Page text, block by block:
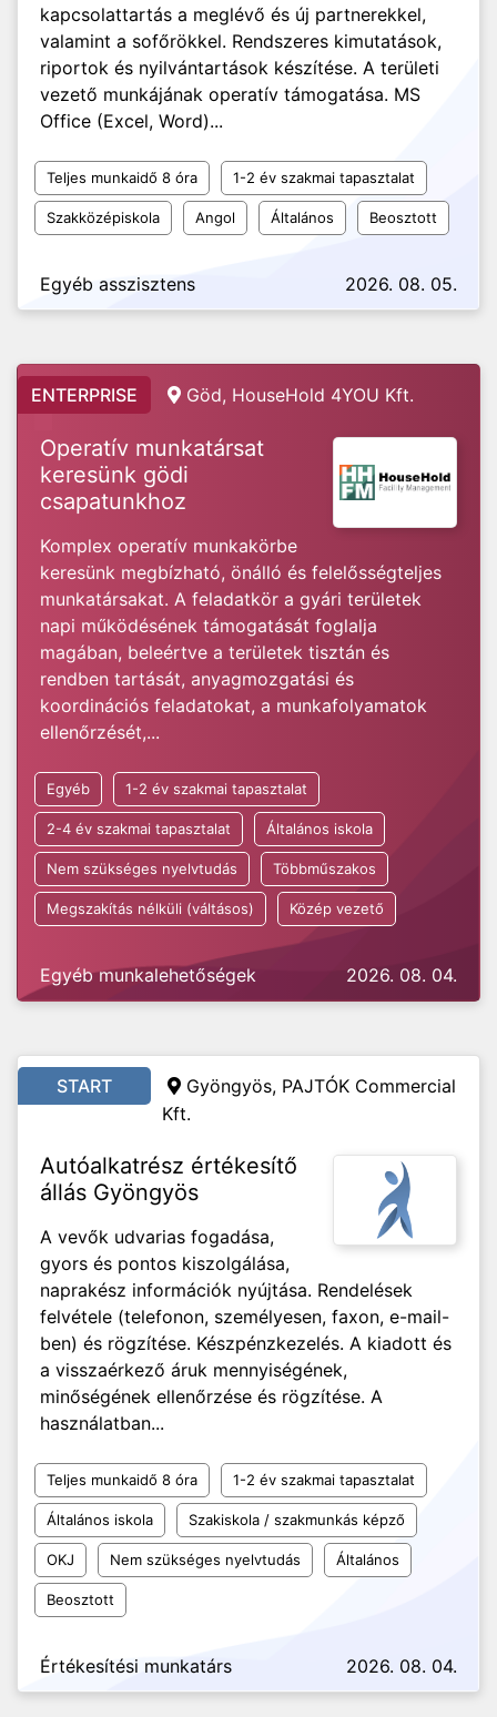
kapcsolattartás a meglévő és új partnerekkel,
valamint a sofőrökkel. Rendszeres kimutatások,
riportok és nyilvántartások készítése. A területi
vezető munkájának operatív támogatása. MS
Office (Excel, Word)...
Teljes munkaidő 8 óra 1-2 év szakmai tapasztalat
Szakközépiskola Angol Általános Beosztott
Egyéb asszisztens 2026. 08. 05.
ENTERPRISE Göd, HouseHold 4YOU Kft.
Operatív munkatársat
keresünk gödi
csapatunkhoz
Komplex operatív munkakörbe
keresünk megbízható, önálló és felelősségteljes
munkatársakat. A feladatkör a gyári területek
napi működésének támogatását foglalja
magában, beleértve a területek tisztán és
rendben tartását, anyagmozgatási és
koordinációs feladatokat, a munkafolyamatok
ellenőrzését,...
Egyéb 1-2 év szakmai tapasztalat
2-4 év szakmai tapasztalat Általános iskola
Nem szükséges nyelvtudás Többműszakos
Megszakítás nélküli (váltásos) Közép vezető
Egyéb munkalehetőségek 2026. 08. 04.
START
Gyöngyös, PAJTÓK Commercial
Kft.
Autóalkatrész értékesítő
állás Gyöngyös
A vevők udvarias fogadása,
gyors és pontos kiszolgálása,
naprakész információk nyújtása. Rendelések
felvétele (telefonon, személyesen, faxon, e-mail-
ben) és rögzítése. Készpénzkezelés. A kiadott és
a visszaérkező áruk mennyiségének,
minőségének ellenőrzése és rögzítése. A
használatban...
Teljes munkaidő 8 óra 1-2 év szakmai tapasztalat
Általános iskola Szakiskola / szakmunkás képző
OKJ Nem szükséges nyelvtudás Általános
Beosztott
Értékesítési munkatárs 2026. 08. 04.